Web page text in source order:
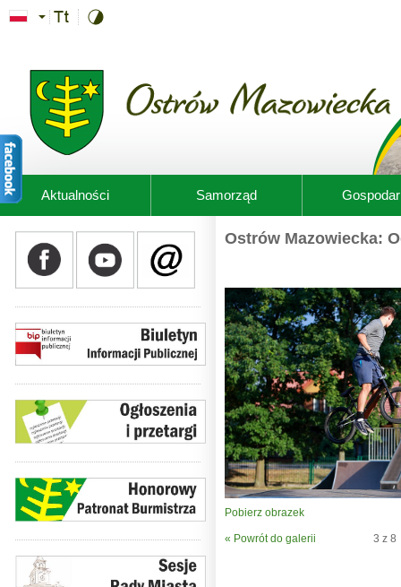
Przejdź do treści
Aktualności Samorząd
Ostrów Mazowiecka:
Pobierz obrazek
« Powrót do galerii 3 z 8